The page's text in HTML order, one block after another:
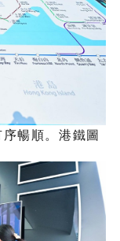
暢順。港鐵圖